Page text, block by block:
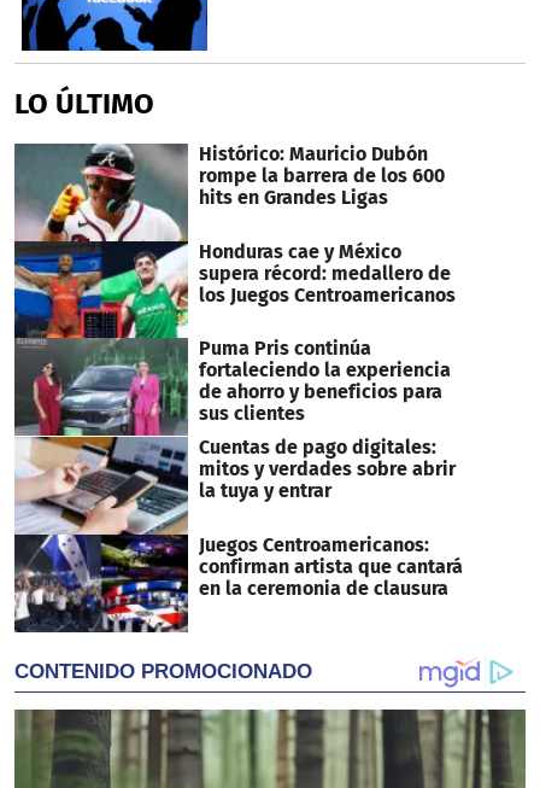
LO ÚLTIMO
Histórico: Mauricio Dubón
rompe la barrera de los 600
hits en Grandes Ligas
Honduras cae y México
supera récord: medallero de
los Juegos Centroamericanos
Puma Pris continúa
fortaleciendo la experiencia
de ahorro y beneficios para
sus clientes
Cuentas de pago digitales:
mitos y verdades sobre abrir
la tuya y entrar
Juegos Centroamericanos:
confirman artista que cantará
en la ceremonia de clausura